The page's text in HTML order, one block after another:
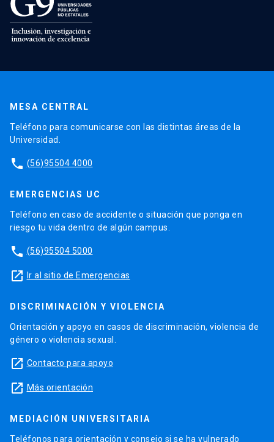
MESA CENTRAL
Teléfono para comunicarse con las distintas áreas de la
Universidad.
phone (56)95504 4000
EMERGENCIAS UC
Teléfono en caso de accidente o situación que ponga en
riesgo tu vida dentro de algún campus.
phone (56)95504 5000
launch Ir al sitio de Emergencias
DISCRIMINACIÓN Y VIOLENCIA
Orientación y apoyo en casos de discriminación, violencia de
género o violencia sexual.
launch Contacto para apoyo
launch Más orientación
MEDIACIÓN UNIVERSITARIA
Teléfonos para orientación y consejo si se ha vulnerado